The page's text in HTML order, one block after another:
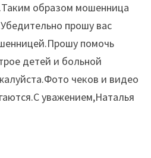
образом мошенница
прошу вас
помочь
детей и больной
чеков и видео
уважением,Наталья